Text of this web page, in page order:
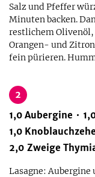
Salz und Pfeffer
Minuten backen.
restlichem
Orangen- und
fein pürieren.
2
1,0 Aubergine
1,0 Knoblauchzehe
2,0 Zweige
Lasagne: Aubergine